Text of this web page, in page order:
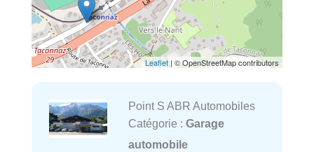
Leaflet | © OpenStreetMap contributors
Point S ABR Automobiles
Catégorie : Garage
automobile